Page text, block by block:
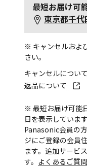
最短お届け可
東京都千
※ キャンセルおよ
さい。
キャンセルについて
返品について
※ 最短お届け可能
日を表示していま
Panasonic会員の
ジにご登録の会員
ます。追加サービ
す。 よくあるご質問